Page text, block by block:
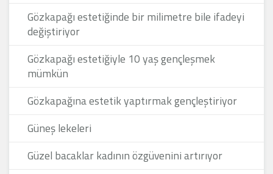
Gözkapağı estetiğinde bir milimetre bile ifadeyi
değiştiriyor
Gözkapağı estetiğiyle 10 yaş gençleşmek
mümkün
Gözkapağına estetik yaptırmak gençleştiriyor
Güneş lekeleri
Güzel bacaklar kadının özgüvenini artırıyor